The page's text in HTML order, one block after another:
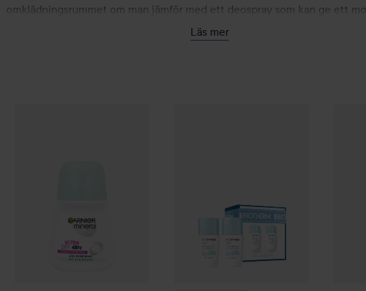
omklädningsrummet om man jämför med ett deospray som kan ge ett
runt sig och är ofta liten och smidig i förpackningen så passar perfekt för
på språng.
Läs mer